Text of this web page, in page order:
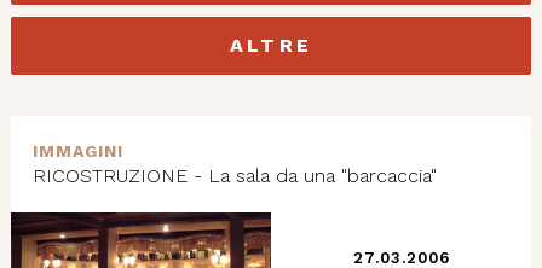
ALTRE
IMMAGINI
RICOSTRUZIONE - La sala da una "barcaccia"
27.03.2006